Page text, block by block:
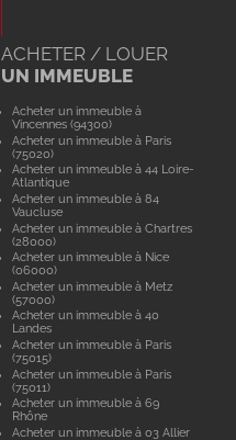
ACHETER / LOUER
UN IMMEUBLE
Acheter un immeuble à
Vincennes (94300)
Acheter un immeuble à Paris
(75020)
Acheter un immeuble à 44 Loire-
Atlantique
Acheter un immeuble à 84
Vaucluse
Acheter un immeuble à Chartres
(28000)
Acheter un immeuble à Nice
(06000)
Acheter un immeuble à Metz
(57000)
Acheter un immeuble à 40
Landes
Acheter un immeuble à Paris
(75015)
Acheter un immeuble à Paris
(75011)
Acheter un immeuble à 69
Rhône
Acheter un immeuble à 03 Allier